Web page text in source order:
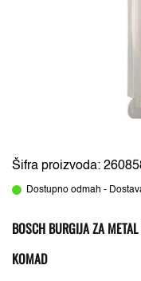
Šifra proizvoda:
Dostupno odmah -
BOSCH BURGIJA ZA
KOMAD